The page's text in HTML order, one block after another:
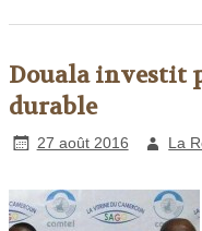
Douala investit
durable
27 août 2016 La